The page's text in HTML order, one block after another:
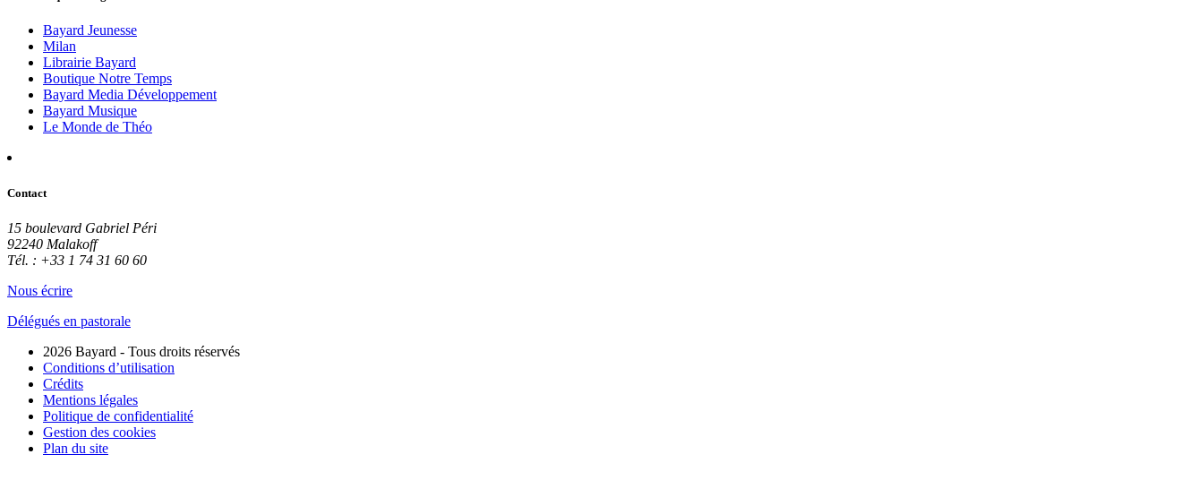
Bayard Jeunesse
Milan
Librairie Bayard
Boutique Notre Temps
Bayard Media Développement
Bayard Musique
Le Monde de Théo
Contact
15 boulevard Gabriel Péri
92240 Malakoff
Tél. : +33 1 74 31 60 60
Nous écrire
Délégués en pastorale
2026 Bayard - Tous droits réservés
Conditions d’utilisation
Crédits
Mentions légales
Politique de confidentialité
Gestion des cookies
Plan du site